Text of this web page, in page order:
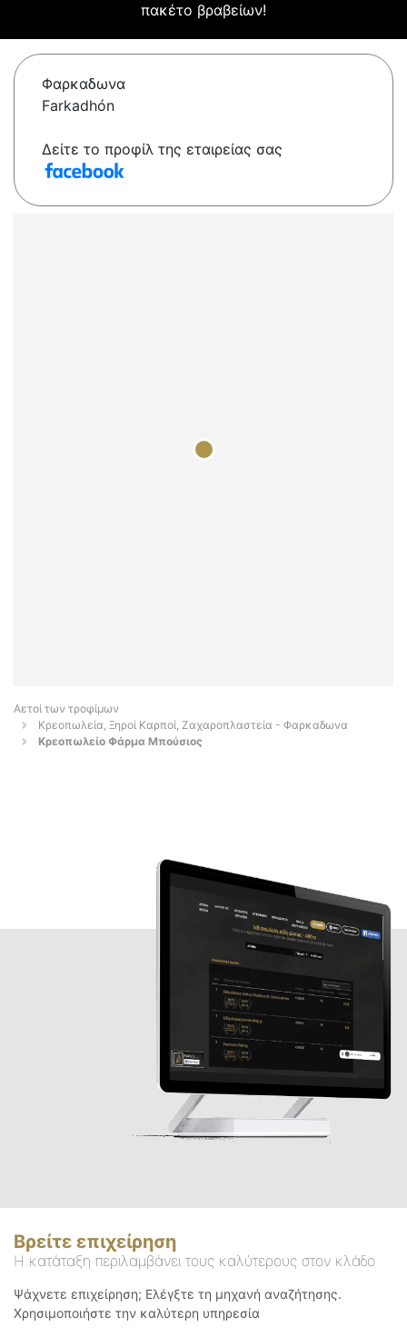
πακέτο βραβείων!
Φαρκαδωνα
Farkadhón
Δείτε το προφίλ της εταιρείας σας
Αετοί των τροφίμων
Κρεοπωλεία, Ξηροί Καρποί, Ζαχαροπλαστεία - Φαρκαδωνα
Κρεοπωλείο Φάρμα Μπούσιος
Βρείτε επιχείρηση
Η κατάταξη περιλαμβάνει τους καλύτερους στον κλάδο
Ψάχνετε επιχείρηση; Ελέγξτε τη μηχανή αναζήτησης.
Χρησιμοποιήστε την καλύτερη υπηρεσία